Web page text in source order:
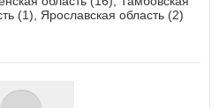
(1), Ярославская область (2)